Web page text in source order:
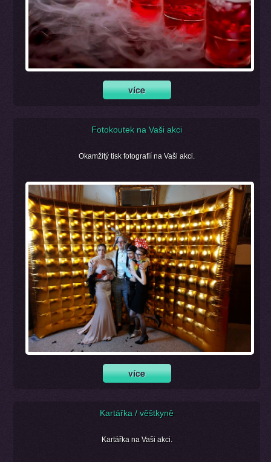
Fotokoutek na Vaši akci
Okamžitý tisk fotografií na Vaši akci.
Kartářka / věštkyně
Kartářka na Vaši akci.